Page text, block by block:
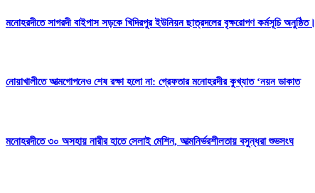
মনোহরদীতে সাগরদী বাইপাস সড়কে খিদিরপুর ইউনিয়ন ছাত্রদলের বৃক্ষরোপণ কর্মসূচি অনুষ্ঠিত।
নোয়াখালীতে আত্মগোপনেও শেষ রক্ষা হলো না: গ্রেফতার মনোহরদীর কুখ্যাত ‘নয়ন ডাকাত
মনোহরদীতে ৩০ অসহায় নারীর হাতে সেলাই মেশিন, আত্মনির্ভরশীলতায় বসুন্ধরা শুভসংঘ